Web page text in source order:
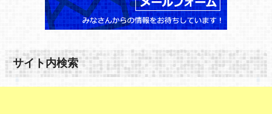
サイト内検索